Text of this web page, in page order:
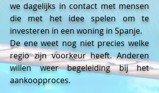
we dagelijks in contact met mensen
die met het idee spelen om te
investeren in een woning in Spanje.
De ene weet nog niet precies welke
regio zijn voorkeur heeft. Anderen
willen weer begeleiding bij het
aankoopproces.